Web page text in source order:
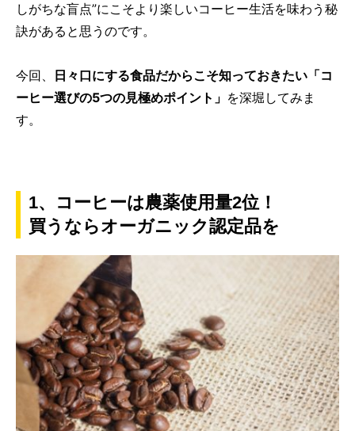
しがちな盲点”にこそより楽しいコーヒー生活を味わう秘
訣があると思うのです。
今回、
日々口にする食品だからこそ知っておきたい「コ
ーヒー選びの5つの見極めポイント」 を深堀してみま
す。
1、コーヒーは農薬使用量2位！
買うならオーガニック認定品を